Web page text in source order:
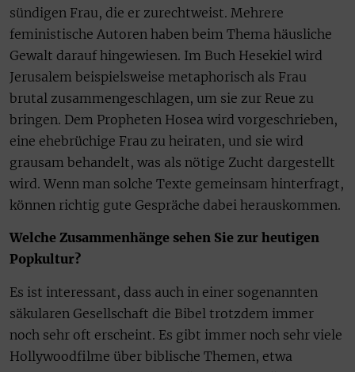
sündigen Frau, die er zurechtweist. Mehrere
feministische Autoren haben beim Thema häusliche
Gewalt darauf hingewiesen. Im Buch Hesekiel wird
Jerusalem beispielsweise metaphorisch als Frau
brutal zusammengeschlagen, um sie zur Reue zu
bringen. Dem Propheten Hosea wird vorgeschrieben,
eine ehebrüchige Frau zu heiraten, und sie wird
grausam behandelt, was als nötige Zucht dargestellt
wird. Wenn man solche Texte gemeinsam hinterfragt,
können richtig gute Gespräche dabei herauskommen.
Welche Zusammenhänge sehen Sie zur heutigen
Popkultur?
Es ist interessant, dass auch in einer sogenannten
säkularen Gesellschaft die Bibel trotzdem immer
noch sehr oft erscheint. Es gibt immer noch sehr viele
Hollywoodfilme über biblische Themen, etwa